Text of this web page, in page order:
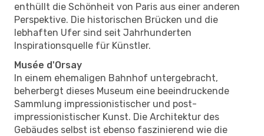
enthüllt die Schönheit von Paris aus einer anderen
Perspektive. Die historischen Brücken und die
lebhaften Ufer sind seit Jahrhunderten
Inspirationsquelle für Künstler.
Musée d'Orsay
In einem ehemaligen Bahnhof untergebracht,
beherbergt dieses Museum eine beeindruckende
Sammlung impressionistischer und post-
impressionistischer Kunst. Die Architektur des
Gebäudes selbst ist ebenso faszinierend wie die